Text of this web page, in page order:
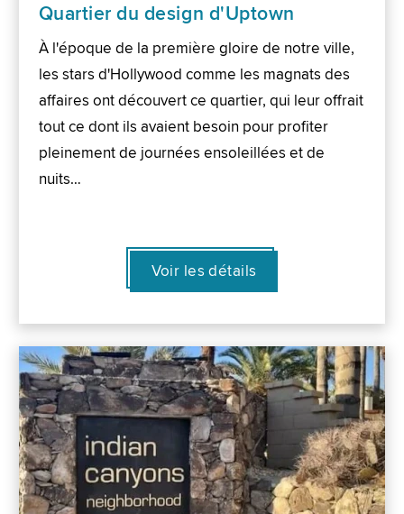
Quartier du design d'Uptown
À l'époque de la première gloire de notre ville,
les stars d'Hollywood comme les magnats des
affaires ont découvert ce quartier, qui leur offrait
tout ce dont ils avaient besoin pour profiter
pleinement de journées ensoleillées et de
nuits…
Voir les détails